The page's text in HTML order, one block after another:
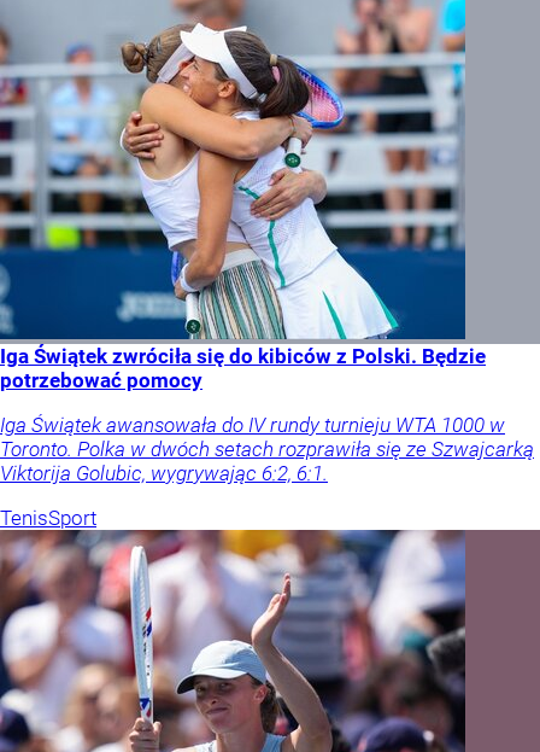
Iga Świątek zwróciła się do kibiców z Polski. Będzie
potrzebować pomocy
Iga Świątek awansowała do IV rundy turnieju WTA 1000 w
Toronto. Polka w dwóch setach rozprawiła się ze Szwajcarką
Viktorija Golubic, wygrywając 6:2, 6:1.
TenisSport